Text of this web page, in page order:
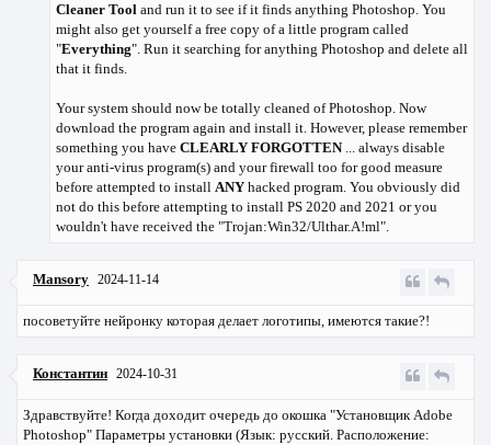
Cleaner Tool and run it to see if it finds anything Photoshop. You
might also get yourself a free copy of a little program called
"Everything". Run it searching for anything Photoshop and delete all
that it finds.
Your system should now be totally cleaned of Photoshop. Now
download the program again and install it. However, please remember
something you have CLEARLY FORGOTTEN... always disable
your anti-virus program(s) and your firewall too for good measure
before attempted to install ANY hacked program. You obviously did
not do this before attempting to install PS 2020 and 2021 or you
wouldn't have received the "Trojan:Win32/Ulthar.A!ml".
Mansory 2024-11-14
посоветуйте нейронку которая делает логотипы, имеются такие?!
Константин 2024-10-31
Здравствуйте! Когда доходит очередь до окошка "Установщик Adobe
Photoshop" Параметры установки (Язык: русский. Расположение: